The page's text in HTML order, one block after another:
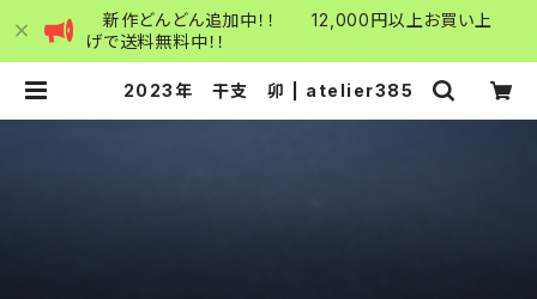
新作どんどん追加中！！ 12,000円以上お買い上
げで送料無料中！！
2023年 干支 卯 | atelier385